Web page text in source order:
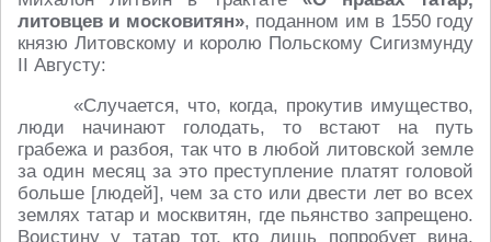
литовцев и московитян», поданном им в 1550 году
князю Литовскому и королю Польскому Сигизмунду
II Августу:
«Случается, что, когда, прокутив имущество,
люди начинают голодать, то встают на путь
грабежа и разбоя, так что в любой литовской земле
за один месяц за это преступление платят головой
больше [людей], чем за сто или двести лет во всех
землях татар и москвитян, где пьянство запрещено.
Воистину у татар тот, кто лишь попробует вина,